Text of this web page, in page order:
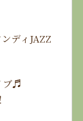
ディJAZZ
ブ♬